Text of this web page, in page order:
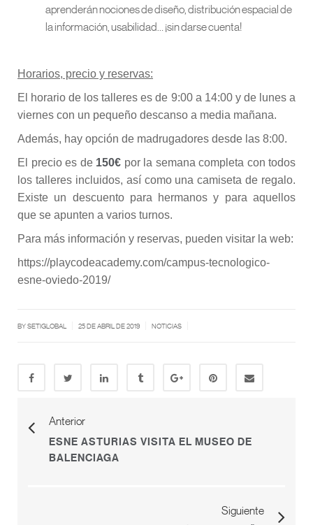
aprenderán nociones de diseño, distribución espacial de
la información, usabilidad… ¡sin darse cuenta!
Horarios, precio y reservas:
El horario de los talleres es de 9:00 a 14:00 y de lunes a
viernes con un pequeño descanso a media mañana.
Además, hay opción de madrugadores desde las 8:00.
El precio es de 150€ por la semana completa con todos
los talleres incluidos, así como una camiseta de regalo.
Existe un descuento para hermanos y para aquellos
que se apunten a varios turnos.
Para más información y reservas, pueden visitar la web:
https://playcodeacademy.com/campus-tecnologico-
esne-oviedo-2019/
BY SETIGLOBAL 25 DE ABRIL DE 2019 NOTICIAS
Anterior
ESNE ASTURIAS VISITA EL MUSEO DE
BALENCIAGA
Siguiente